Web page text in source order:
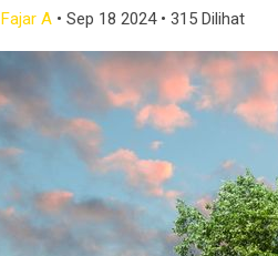
Fajar A • Sep 18 2024• 315 Dilihat